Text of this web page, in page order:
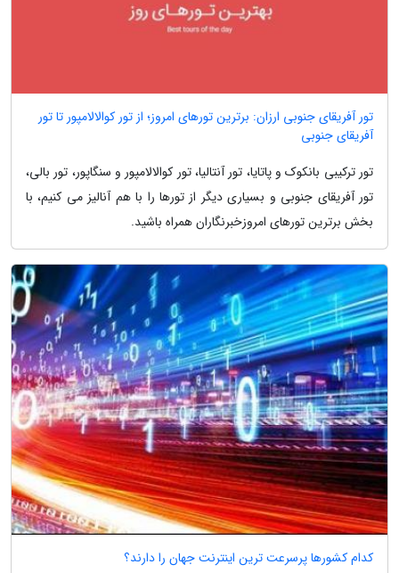
تور آفریقای جنوبی ارزان: برترین تورهای امروز؛ از تور کوالالامپور تا تور
آفریقای جنوبی
تور ترکیبی بانکوک و پاتایا، تور آنتالیا، تور کوالالامپور و سنگاپور، تور بالی،
تور آفریقای جنوبی و بسیاری دیگر از تورها را با هم آنالیز می کنیم، با
بخش برترین تورهای امروزخبرنگاران همراه باشید.
کدام کشورها پرسرعت ترین اینترنت جهان را دارند؟